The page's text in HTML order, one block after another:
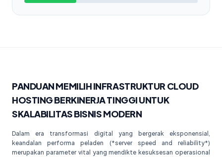
PANDUAN MEMILIH INFRASTRUKTUR CLOUD
HOSTING BERKINERJA TINGGI UNTUK
SKALABILITAS BISNIS MODERN
Dalam era transformasi digital yang bergerak eksponensial,
keandalan performa peladen (*server speed and reliability*)
merupakan parameter vital yang mendikte kesuksesan operasional